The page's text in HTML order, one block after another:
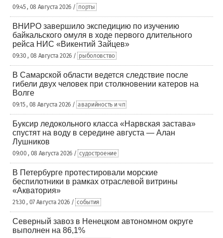
09:45 , 08 Августа 2026 / порты
ВНИРО завершило экспедицию по изучению
байкальского омуля в ходе первого длительного
рейса НИС «Викентий Зайцев»
09:30 , 08 Августа 2026 / рыболовство
В Самарской области ведется следствие после
гибели двух человек при столкновении катеров на
Волге
09:15 , 08 Августа 2026 / аварийность и чп
Буксир ледокольного класса «Нарвская застава»
спустят на воду в середине августа — Алан
Лушников
09:00 , 08 Августа 2026 / судостроение
В Петербурге протестировали морские
беспилотники в рамках отраслевой витрины
«Акватория»
21:30 , 07 Августа 2026 / события
Северный завоз в Ненецком автономном округе
выполнен на 86,1%